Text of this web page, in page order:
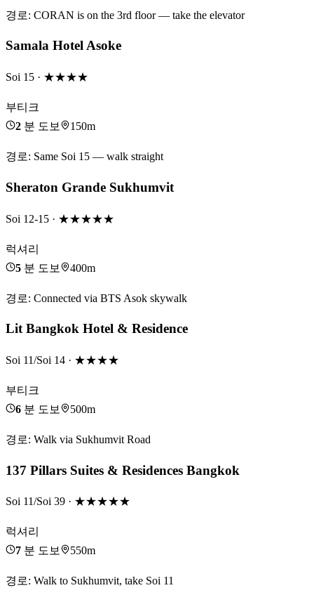
경로: CORAN is on the 3rd floor — take the elevator
Samala Hotel Asoke
Soi 15 · ★★★★
부티크
2 분 도보 150m
경로: Same Soi 15 — walk straight
Sheraton Grande Sukhumvit
Soi 12-15 · ★★★★★
럭셔리
5 분 도보 400m
경로: Connected via BTS Asok skywalk
Lit Bangkok Hotel & Residence
Soi 11/Soi 14 · ★★★★
부티크
6 분 도보 500m
경로: Walk via Sukhumvit Road
137 Pillars Suites & Residences Bangkok
Soi 11/Soi 39 · ★★★★★
럭셔리
7 분 도보 550m
경로: Walk to Sukhumvit, take Soi 11